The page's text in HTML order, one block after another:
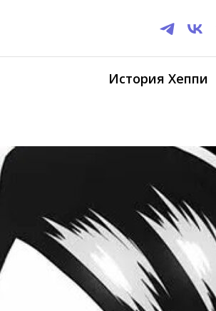
История Хеппи